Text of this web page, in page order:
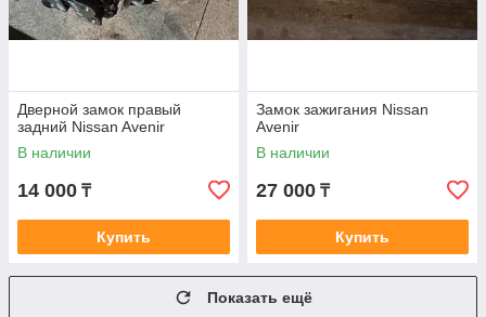
Дверной замок правый
задний Nissan Avenir
В наличии
14 000 ₸
Купить
Замок зажигания Nissan
Avenir
В наличии
27 000 ₸
Купить
Показать ещё